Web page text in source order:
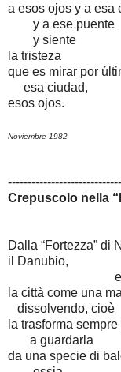
a esos ojos y a esa
y a ese puente
y siente
la tristeza
que es mirar por
esa ciudad,
esos ojos.
Noviembre 1982
Crepuscolo nella
Dalla “Fortezza” di
il Danubio,
e più
la città come una
dissolvendo, cioè
la trasforma
a guardarla
da una specie di